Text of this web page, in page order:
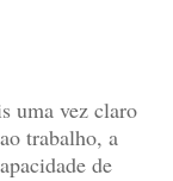
uma vez claro
trabalho, a
de